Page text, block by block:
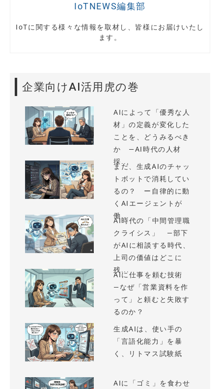
IoTNEWS編集部
IoTに関する様々な情報を取材し、皆様にお届けいたし
ます。
企業向けAI活用虎の巻
AIによって「優秀な人
材」の定義が変化した
ことを、どうみるべき
か —AI時代の人材
採...
まだ、生成AIのチャッ
トボットで消耗してい
るの？ ー自律的に動
くAIエージェントが
働...
AI時代の「中間管理職
クライシス」 —部下
がAIに相談する時代、
上司の価値はどこに
残...
AIに仕事を頼む技術
—なぜ「営業資料を作
って」と頼むと失敗す
るのか？
生成AIは、使い手の
「言語化能力」を暴
く、リトマス試験紙
AIに「ゴミ」を食わせ